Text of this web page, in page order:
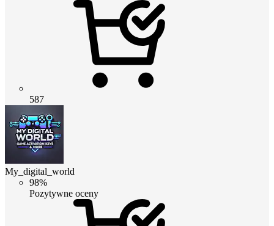
587
My_digital_world
98%
Pozytywne oceny